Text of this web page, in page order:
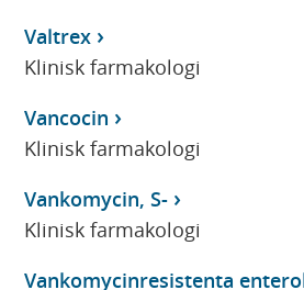
Valtrex
Klinisk farmakologi
Vancocin
Klinisk farmakologi
Vankomycin, S-
Klinisk farmakologi
Vankomycinresistenta